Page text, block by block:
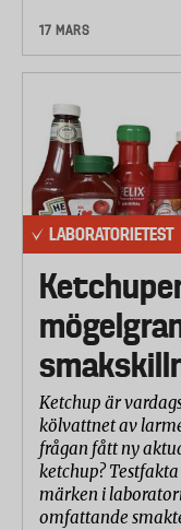
17 MARS
LABORATORIETEST
Ketchup är
kölvattnet av
frågan fått ny
ketchup?
märken i
omfattande